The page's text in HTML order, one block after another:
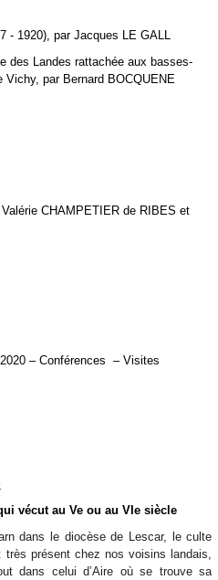
- 1920), par Jacques LE GALL
des Landes rattachée aux basses-
par Bernard BOCQUENE
CHAMPETIER de RIBES et
– Conférences – Visites
vécut au Ve ou au VIe siècle
dans le diocèse de Lescar, le culte
présent chez nos voisins landais,
dans celui d’Aire où se trouve sa